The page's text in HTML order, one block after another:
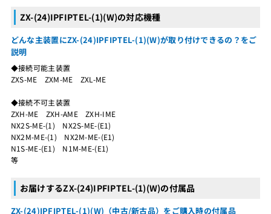
ZX-(24)IPFIPTEL-(1)(W)の対応機種
どんな主装置にZX-(24)IPFIPTEL-(1)(W)が取り付けできるの？をご
説明
◆接続可能主装置
ZXS-ME ZXM-ME ZXL-ME
◆接続不可主装置
ZXH-ME ZXH-AME ZXH-IME
NX2S-ME-(1) NX2S-ME-(E1)
NX2M-ME-(1) NX2M-ME-(E1)
N1S-ME-(E1) N1M-ME-(E1)
等
お届けするZX-(24)IPFIPTEL-(1)(W)の付属品
ZX-(24)IPFIPTEL-(1)(W)（中古/新古品）をご購入時の付属品